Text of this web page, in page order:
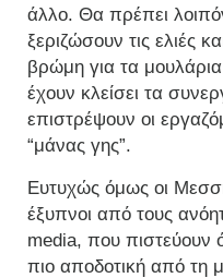
άλλο. Θα πρέπει
ξεριζώσουν τις ελιές
βρώμη για τα
έχουν κλείσει τα
επιστρέψουν οι
“μάνας γης”.
Ευτυχώς όμως οι
έξυπνοι από τους
media, που πιστεύουν
πιο αποδοτική από τη